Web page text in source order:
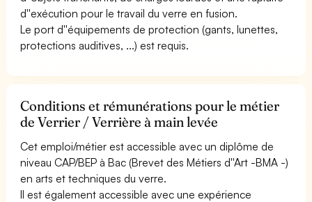
d''exécution pour le travail du verre en fusion.
Le port d''équipements de protection (gants, lunettes,
protections auditives, ...) est requis.
Conditions et rémunérations pour le métier
de Verrier / Verrière à main levée
Cet emploi/métier est accessible avec un diplôme de
niveau CAP/BEP à Bac (Brevet des Métiers d''Art -BMA -)
en arts et techniques du verre.
Il est également accessible avec une expérience